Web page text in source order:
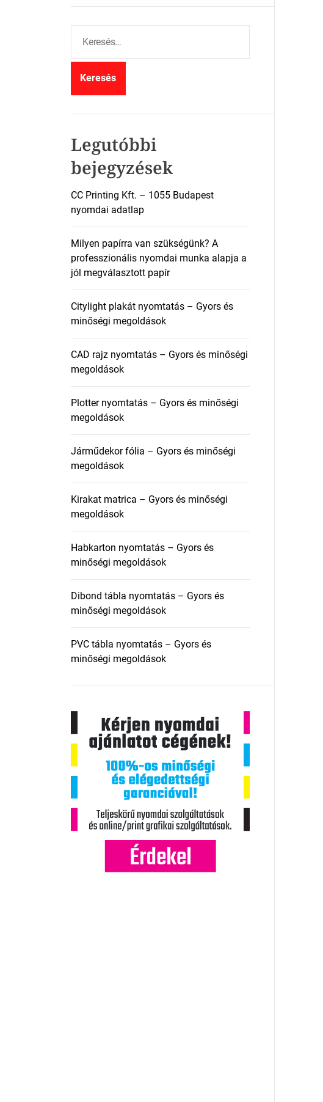
r
Legutóbbi
bejegyzések
CC Printing Kft. – 1055 Budapest
nyomdai adatlap
Milyen papírra van szükségünk? A
professzionális nyomdai munka alapja a
jól megválasztott papír
Citylight plakát nyomtatás – Gyors és
minőségi megoldások
CAD rajz nyomtatás – Gyors és minőségi
megoldások
Plotter nyomtatás – Gyors és minőségi
megoldások
Járműdekor fólia – Gyors és minőségi
megoldások
Kirakat matrica – Gyors és minőségi
megoldások
Habkarton nyomtatás – Gyors és
minőségi megoldások
Dibond tábla nyomtatás – Gyors és
minőségi megoldások
PVC tábla nyomtatás – Gyors és
minőségi megoldások